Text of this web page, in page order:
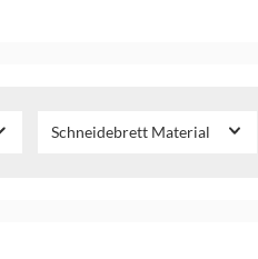
Schneidebrett Material